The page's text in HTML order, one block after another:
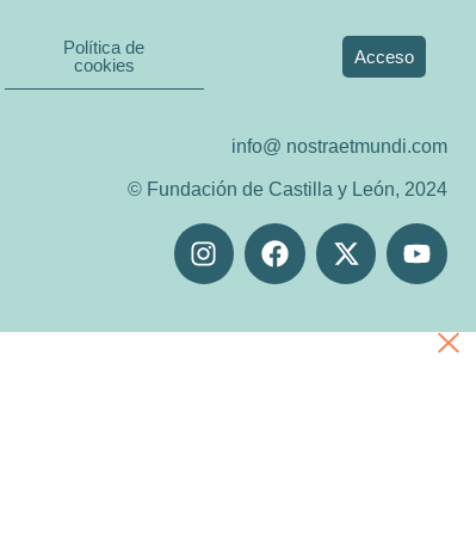
Política de
cookies
Acceso
info@ nostraetmundi.com
© Fundación de Castilla y León, 2024